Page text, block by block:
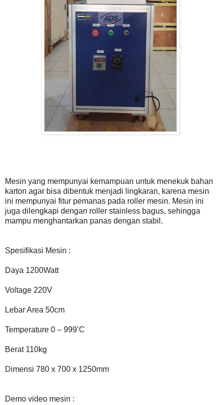
Mesin yang mempunyai kemampuan untuk menekuk bahan
karton agar bisa dibentuk menjadi lingkaran, karena mesin
ini mempunyai fitur pemanas pada roller mesin. Mesin ini
juga dilengkapi dengan roller stainless bagus, sehingga
mampu menghantarkan panas dengan stabil.
Spesifikasi Mesin :
Daya 1200Watt
Voltage 220V
Lebar Area 50cm
Temperature 0 – 999’C
Berat 110kg
Dimensi 780 x 700 x 1250mm
Demo video mesin :